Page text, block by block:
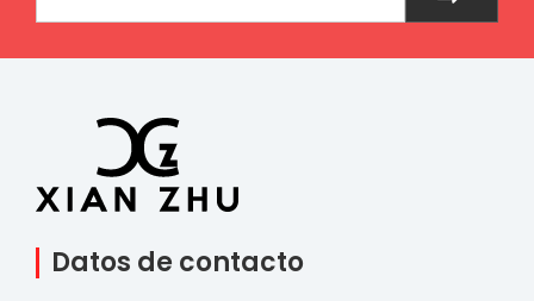
Datos de contacto